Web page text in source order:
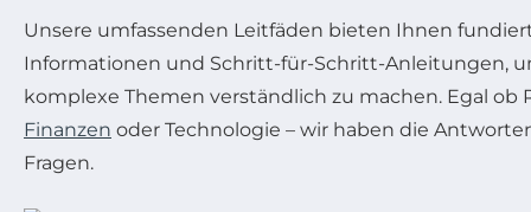
Unsere umfassenden Leitfäden bieten Ihnen
Informationen und Schritt-für-Schritt-Anleitungen,
komplexe Themen verständlich zu machen. Egal ob
Finanzen oder Technologie – wir haben die
Fragen.